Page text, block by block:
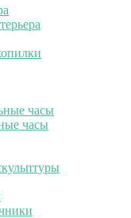
часы
часы